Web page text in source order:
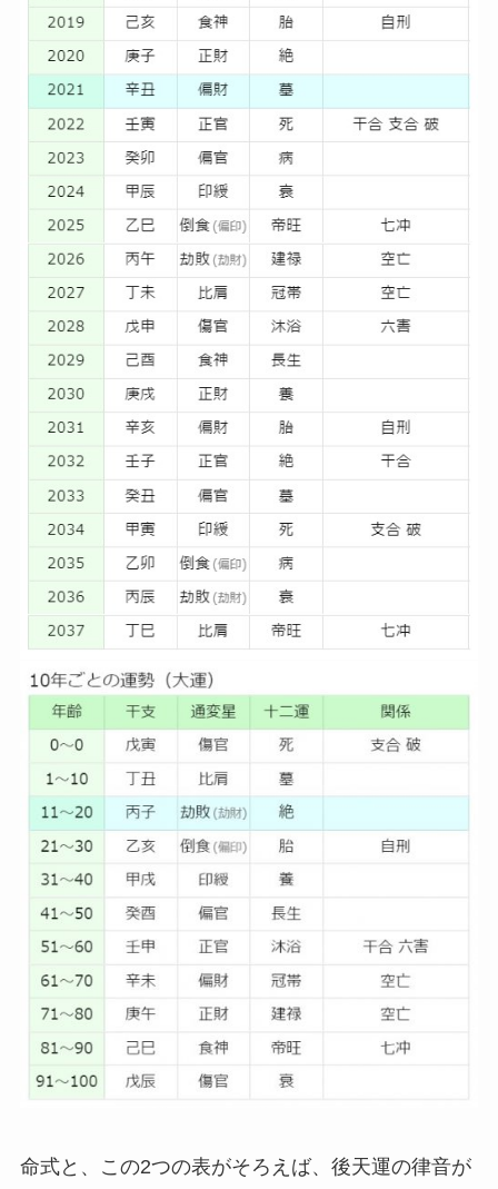
命式と、この2つの表がそろえば、後天運の律音が